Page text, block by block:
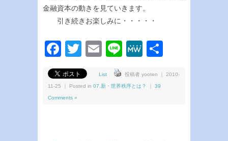
金融資本の動きを見ていきます。
引き続きお楽しみに・・・・・
Facebook
Twitter
EmailLineMeWe
List 投稿者 yooten ｜ 2010-
11-25 ｜ Posted in 07.新・世界秩序とは？ 39
Comments »